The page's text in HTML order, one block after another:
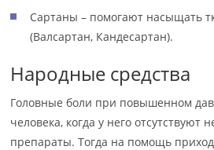
Сартаны – помогают насыщать
(Валсартан, Кандесартан).
Народные средства
Головные боли при повышенном
человека, когда у него отсутствуют
препараты. Тогда на помощь